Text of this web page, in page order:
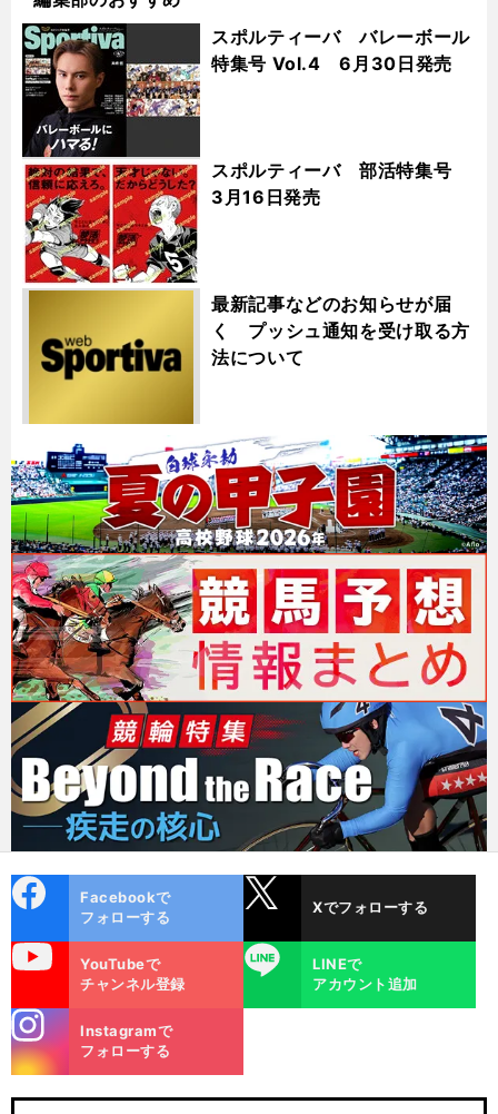
スポルティーバ バレーボール
特集号 Vol.4 6月30日発売
スポルティーバ 部活特集号
3月16日発売
最新記事などのお知らせが届
く プッシュ通知を受け取る方
法について
ok
Facebookで
フォローする
Xでフォローする
YouTubeで
チャンネル登録
LINE
LINEで
アカウント追加
m
Instagramで
フォローする